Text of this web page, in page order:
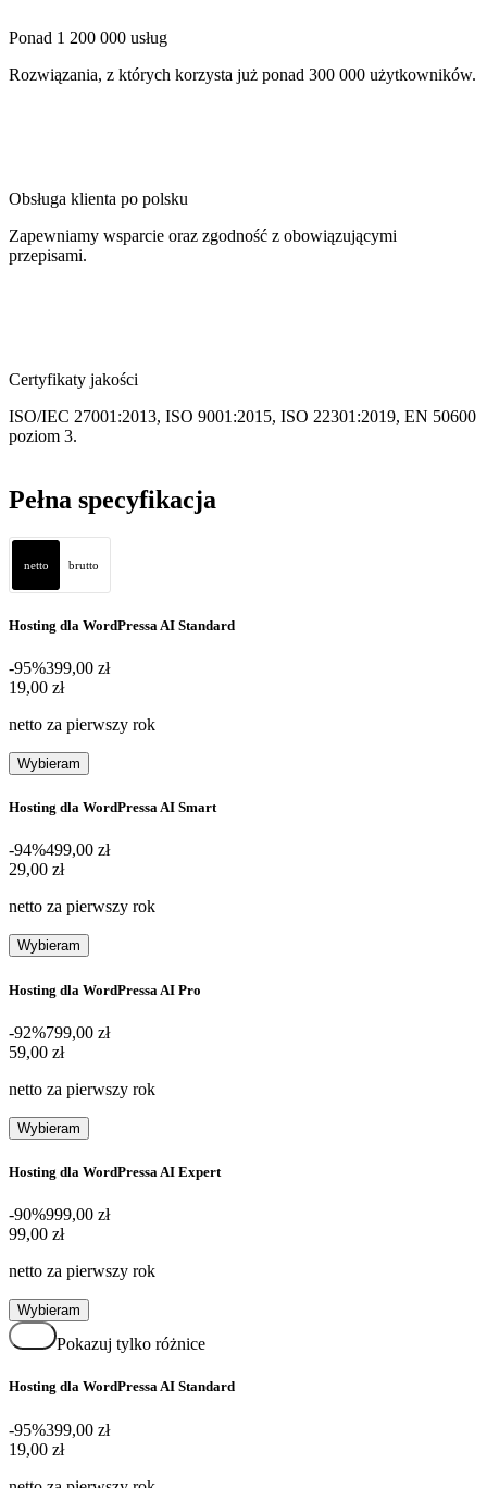
Ponad 1 200 000 usług
Rozwiązania, z których korzysta już ponad 300 000 użytkowników.
Obsługa klienta po polsku
Zapewniamy wsparcie oraz zgodność z obowiązującymi
przepisami.
Certyfikaty jakości
ISO/IEC 27001:2013, ISO 9001:2015, ISO 22301:2019, EN 50600
poziom 3.
Pełna specyfikacja
netto brutto
Hosting dla WordPressa AI Standard
-95%399,00 zł
19,00 zł
19,00 zł
netto za pierwszy rok
Wybieram
Hosting dla WordPressa AI Smart
-94%499,00 zł
29,00 zł
29,00 zł
netto za pierwszy rok
Wybieram
Hosting dla WordPressa AI Pro
-92%799,00 zł
59,00 zł
59,00 zł
netto za pierwszy rok
Wybieram
Hosting dla WordPressa AI Expert
-90%999,00 zł
99,00 zł
99,00 zł
netto za pierwszy rok
Wybieram
Pokazuj tylko różnice
Hosting dla WordPressa AI Standard
-95%399,00 zł
19,00 zł
19,00 zł